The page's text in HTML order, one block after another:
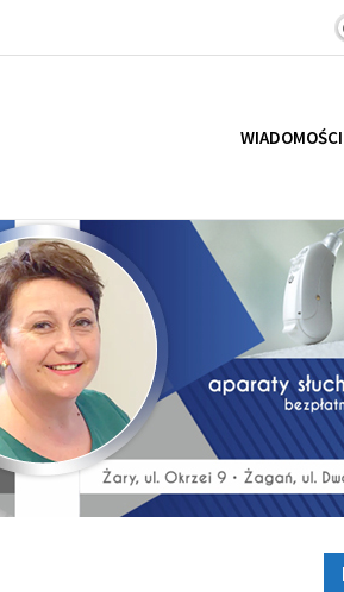
WIADOMOŚCI